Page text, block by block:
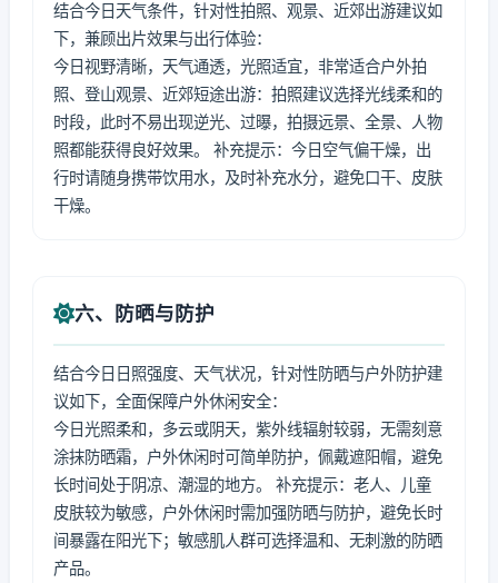
结合今日天气条件，针对性拍照、观景、近郊出游建议如
下，兼顾出片效果与出行体验：
今日视野清晰，天气通透，光照适宜，非常适合户外拍
照、登山观景、近郊短途出游：拍照建议选择光线柔和的
时段，此时不易出现逆光、过曝，拍摄远景、全景、人物
照都能获得良好效果。 补充提示：今日空气偏干燥，出
行时请随身携带饮用水，及时补充水分，避免口干、皮肤
干燥。
六、防晒与防护
结合今日日照强度、天气状况，针对性防晒与户外防护建
议如下，全面保障户外休闲安全：
今日光照柔和，多云或阴天，紫外线辐射较弱，无需刻意
涂抹防晒霜，户外休闲时可简单防护，佩戴遮阳帽，避免
长时间处于阴凉、潮湿的地方。 补充提示：老人、儿童
皮肤较为敏感，户外休闲时需加强防晒与防护，避免长时
间暴露在阳光下；敏感肌人群可选择温和、无刺激的防晒
产品。